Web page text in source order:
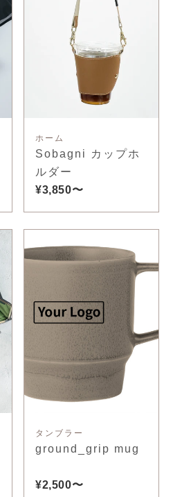
ホーム
Sobagni カップホ
ルダー
¥3,850〜
タンブラー
ground_grip mug
¥2,500〜